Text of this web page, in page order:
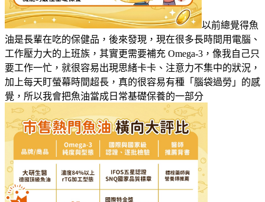
以前總覺得魚
油是長輩在吃的保健品，後來發現，現在很多長時間用電腦、
工作壓力大的上班族，其實更需要補充 Omega-3，像我自己只
要工作一忙，就很容易出現思緒卡卡、注意力不集中的狀況，
加上每天盯螢幕時間超長，真的很容易有種「腦袋過勞」的感
覺，所以我會把魚油當成日常基礎保養的一部分